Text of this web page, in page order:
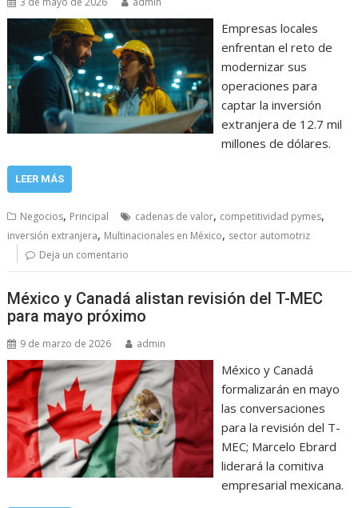
Empresas locales
enfrentan el reto de
modernizar sus
operaciones para
captar la inversión
extranjera de 12.7 mil
millones de dólares.
LEER MÁS
Negocios, Principal cadenas de valor, competitividad pymes,
inversión extranjera, Multinacionales en México, sector automotriz
Deja un comentario
México y Canadá alistan revisión del T-MEC
para mayo próximo
9 de marzo de 2026 admin
México y Canadá
formalizarán en mayo
las conversaciones
para la revisión del T-
MEC; Marcelo Ebrard
liderará la comitiva
empresarial mexicana.